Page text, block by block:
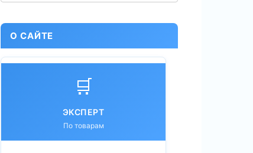
О САЙТЕ
🛒
ЭКСПЕРТ
По товарам